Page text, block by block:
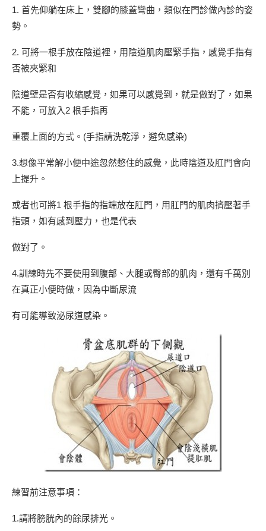
1. 首先仰躺在床上，雙腳的膝蓋彎曲，類似在門診做內診的姿
勢。
2. 可將一根手放在陰道裡，用陰道肌肉壓緊手指，感覺手指有
否被夾緊和
陰道壁是否有收縮感覺，如果可以感覺到，就是做對了，如果
不能，可放入2 根手指再
重覆上面的方式。(手指請洗乾淨，避免感染)
3.想像平常解小便中途忽然憋住的感覺，此時陰道及肛門會向
上提升。
或者也可將1 根手指的指端放在肛門，用肛門的肌肉擠壓著手
指頭，如有感到壓力，也是代表
做對了。
4.訓練時先不要使用到腹部、大腿或臀部的肌肉，還有千萬別
在真正小便時做，因為中斷尿流
有可能導致泌尿道感染。
練習前注意事項：
1.請將膀胱內的餘尿排光。